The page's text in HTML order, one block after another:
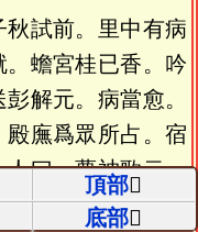
試前。里中有病
蟾宮桂已香。吟
解元。病當愈。
廡爲眾所占。宿
曰。夢神歌云。
。綱聞之。即振
頂部
底部